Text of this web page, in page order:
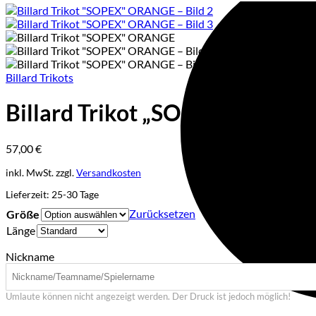
Billard Trikots
Billard Trikot „SOPEX“
57,00€
inkl. MwSt.zzgl.Versandkosten
Lieferzeit: 25-30 Tage
Größe
Zurücksetzen
Länge
Nickname
Umlaute können nicht angezeigt werden. Der Druck ist jedoch möglich!